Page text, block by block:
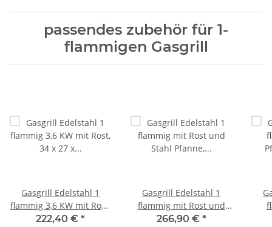
passendes zubehör für 1-
flammigen Gasgrill
Gasgrill Edelstahl 1
flammig 3,6 KW mit Rost,
34 x 27 x 53 cm
222,40 € *
Gasgrill Edelstahl 1
flammig mit Rost und
Stahl Pfanne, 34 x 27 x
266,90 € *